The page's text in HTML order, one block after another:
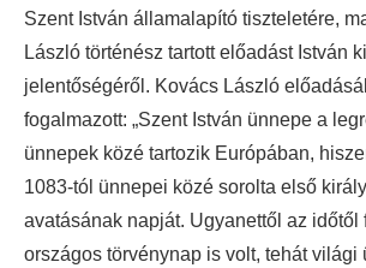
Szent István államalapító tiszteletére,
László történész tartott előadást István
jelentőségéről. Kovács László
fogalmazott: „Szent István ünnepe a
ünnepek közé tartozik Európában,
1083-tól ünnepei közé sorolta első
avatásának napját. Ugyanettől az időtől
országos törvénynap is volt, tehát világi